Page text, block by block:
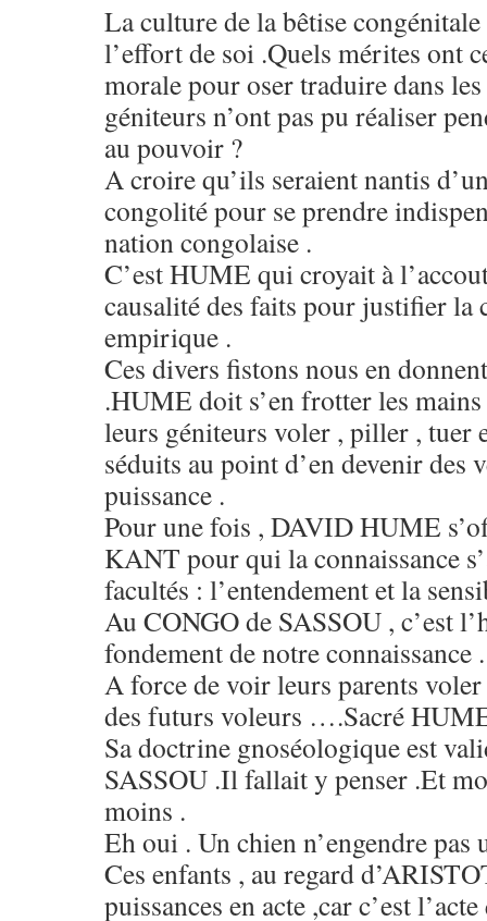
La culture de la bêtise
l’effort de soi .Quels mérites ont
morale pour oser traduire dans
géniteurs n’ont pas pu réaliser
au pouvoir ?
A croire qu’ils seraient nantis
congolité pour se prendre
nation congolaise .
C’est HUME qui croyait à
causalité des faits pour justifier la
empirique .
Ces divers fistons nous en
.HUME doit s’en frotter les
leurs géniteurs voler , piller , tuer
séduits au point d’en devenir des
puissance .
Pour une fois , DAVID HUME
KANT pour qui la connaissance
facultés : l’entendement et la
Au CONGO de SASSOU , c’est
fondement de notre connaissance .
A force de voir leurs parents
des futurs voleurs ….Sacré
Sa doctrine gnoséologique est
SASSOU .Il fallait y penser .Et
moins .
Eh oui . Un chien n’engendre pas
Ces enfants , au regard
puissances en acte ,car c’est